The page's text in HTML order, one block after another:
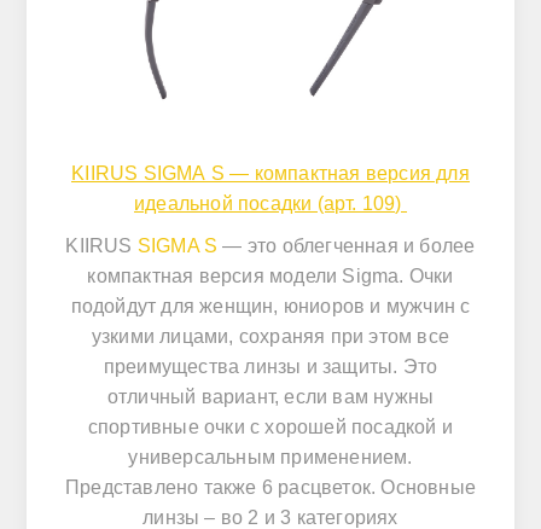
KIIRUS SIGMA S — компактная версия для
идеальной посадки (арт. 109)
KIIRUS SIGMA S — это облегченная и более
компактная версия модели Sigma. Очки
подойдут для женщин, юниоров и мужчин с
узкими лицами, сохраняя при этом все
преимущества линзы и защиты. Это
отличный вариант, если вам нужны
спортивные очки с хорошей посадкой и
универсальным применением.
Представлено также 6 расцветок. Основные
линзы – во 2 и 3 категориях